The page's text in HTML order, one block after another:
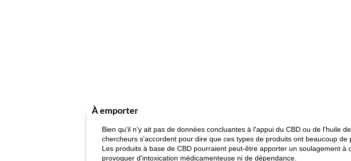
À emporter
Bien qu'il n'y ait pas de données concluantes à l'appui du CBD ou de l'huile
chercheurs s'accordent pour dire que ces types de produits ont beaucoup de
Les produits à base de CBD pourraient peut-être apporter un soulagement
provoquer d'intoxication médicamenteuse ni de dépendance.